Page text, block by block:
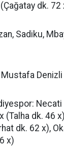
dk.
Sadiku,
Denizli
Necati
(Talha dk. 46
dk. 62 x),
x)